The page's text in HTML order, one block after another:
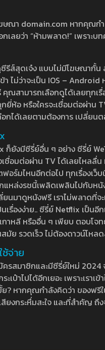
ษณา domain.com หากคุณก
เลยว่า “ห้ามพลาด!” เพราะ
รีส์สุดเจ๋ง แบบไม่มีโฆษณากั้
ไม่ว่าจะเป็น IOS –
ณสามารถเลือกดูได้เลยทุกเ
ยี่ห้อ หรือใครจะเชื่อมต่อผ่าน
กได้เลยตามต้องการ เปลี่ยน
ก็ยังมีซีรี่ย์อื่น ๆ อย่าง ซีรี่ย์
ชื่อมต่อผ่าน TV ได้เลยไหลลื่
อร์มไหนอีกต่อไป ทุกเรื่องเว็
แหล่งรชนี้เพลิดเพลินไปกับห
นมาดูหนังฟรี เราไม่พลาดที่
เรื่องง่าย.. ซีรี่ย์ Netflix เป็น
าหลี หรืออื่น ๆ เพียบ ตอบโจท
มัย รวดเร็ว ไม่ต้องดาวน์โห
จ่าย
ครสมาชิกและมีซีรี่ย์ใหม่
ะเป๋าไปได้อีกเยอะ เพราะเร
? หากคุณกำลังคิดว่า ของฟ
ยงกระหึ่มสะใจ และที่สำคัญ